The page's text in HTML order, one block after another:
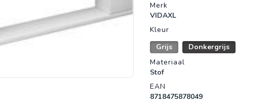
Merk
VIDAXL
Kleur
Grijs
Donkergrijs
Materiaal
Stof
EAN
8718475878049